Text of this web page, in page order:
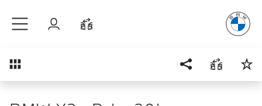
Autentificare
Prezentare generală